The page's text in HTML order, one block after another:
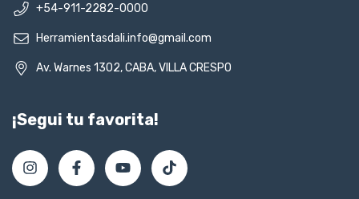
+54-911-2282-0000
Herramientasdali.info@gmail.com
Av. Warnes 1302, CABA, VILLA CRESPO
¡Segui tu favorita!